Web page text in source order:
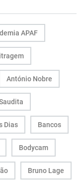
APAF
António Nobre
Dias Bancos
Bodycam
Bruno Lage